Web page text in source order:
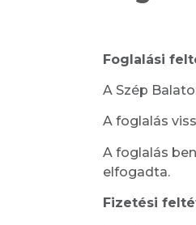
Foglalási
A Szép
A foglalás
A foglalás
elfogadta.
Fizetési